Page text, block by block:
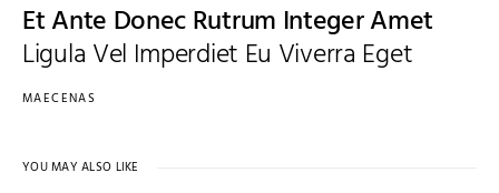
Et Ante Donec Rutrum Integer Amet
Ligula Vel Imperdiet Eu Viverra Eget
MAECENAS
YOU MAY ALSO LIKE